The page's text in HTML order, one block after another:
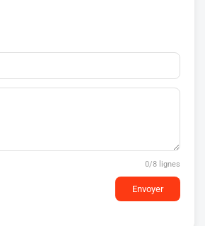
0/8 lignes
Envoyer